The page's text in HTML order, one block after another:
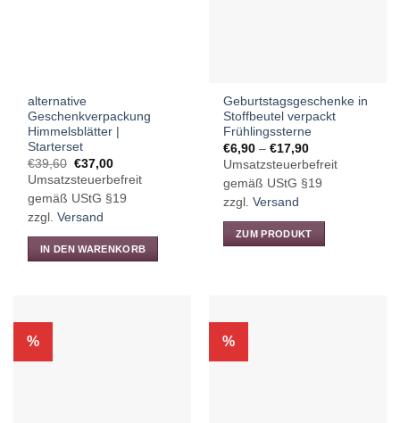
alternative
Geschenkverpackung
Himmelsblätter |
Starterset
€39,60 Ursprünglicher
Preis
war:
€39,60
€37,00Aktueller
Preis
ist:
€37,00.
Umsatzsteuerbefreit
gemäß UStG §19
zzgl.Versand
IN DEN WARENKORB
Geburtstagsgeschenke in
Stoffbeutel verpackt
Frühlingssterne
€6,90 –€17,90Preisspanne:
€6,90
bis
€17,90
Umsatzsteuerbefreit
gemäß UStG §19
zzgl.Versand
ZUM PRODUKT
auf.
% %